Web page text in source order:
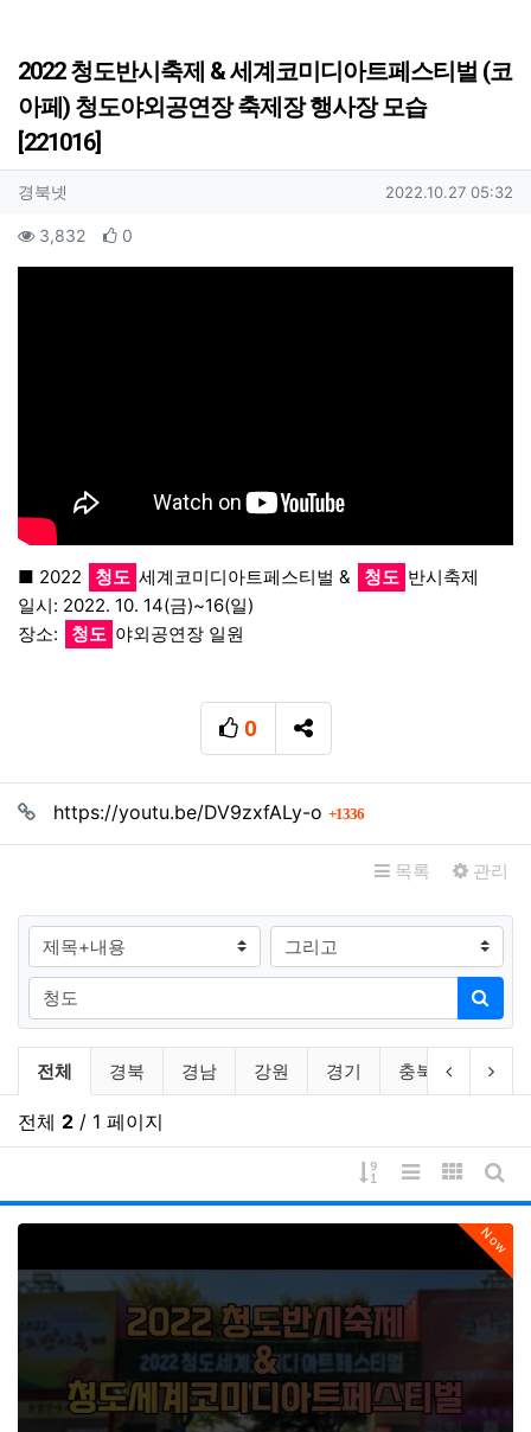
2022 청도반시축제 & 세계코미디아트페스티벌 (코
아페) 청도야외공연장 축제장 행사장 모습
[221016]
작성자 정보
경북넷 작성일
2022.10.27 05:32
컨텐츠 정보
3,832조회 0
■ 2022 청도 세계코미디아트페스티벌 & 청도 반시축제
일시: 2022. 10. 14(금)~16(일)
장소:
청도 야외공연장 일원
0
추천
SNS 공유
관련자료
https://youtu.be/DV9zxfALy-o 1336회 연결
목록 관리
검색대상
검색어
검색
축제 (영상) 분류 목록
전체 경북 경남 강원 경기 충북 충남
이전 분류
다
전체 2 / 1 페이지
게시물 정렬
리스트 스타일
갤러리게
Now